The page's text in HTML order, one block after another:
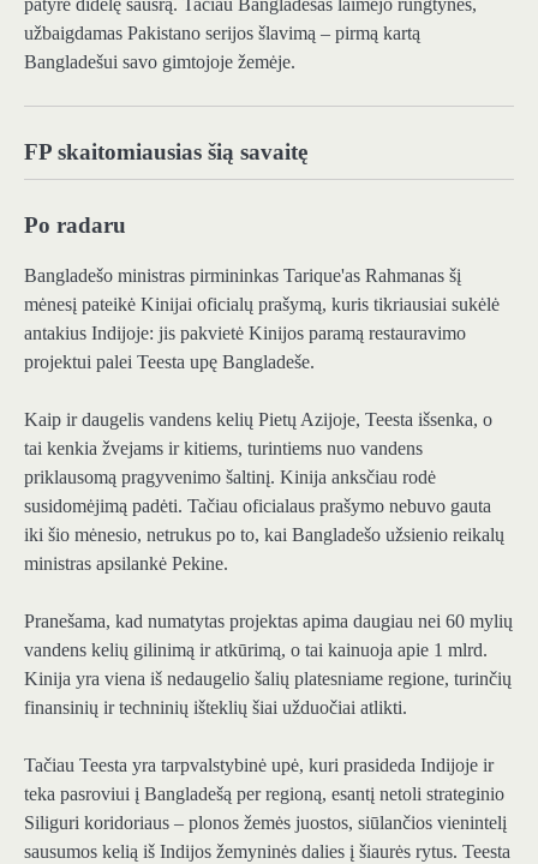
užbaigdamas Pakistano serijos šlavimą – pirmą kartą
Bangladešui savo gimtojoje žemėje.
FP skaitomiausias šią savaitę
Po radaru
Bangladešo ministras pirmininkas Tarique'as Rahmanas šį
mėnesį pateikė Kinijai oficialų prašymą, kuris tikriausiai sukėlė
antakius Indijoje: jis pakvietė Kinijos paramą restauravimo
projektui palei Teesta upę Bangladeše.
Kaip ir daugelis vandens kelių Pietų Azijoje, Teesta išsenka, o
tai kenkia žvejams ir kitiems, turintiems nuo vandens
priklausomą pragyvenimo šaltinį. Kinija anksčiau rodė
susidomėjimą padėti. Tačiau oficialaus prašymo nebuvo gauta
iki šio mėnesio, netrukus po to, kai Bangladešo užsienio reikalų
ministras apsilankė Pekine.
Pranešama, kad numatytas projektas apima daugiau nei 60 mylių
vandens kelių gilinimą ir atkūrimą, o tai kainuoja apie 1 mlrd.
Kinija yra viena iš nedaugelio šalių platesniame regione, turinčių
finansinių ir techninių išteklių šiai užduočiai atlikti.
Tačiau Teesta yra tarpvalstybinė upė, kuri prasideda Indijoje ir
teka pasroviui į Bangladešą per regioną, esantį netoli strateginio
Siliguri koridoriaus – plonos žemės juostos, siūlančios vienintelį
sausumos kelią iš Indijos žemyninės dalies į šiaurės rytus. Teesta